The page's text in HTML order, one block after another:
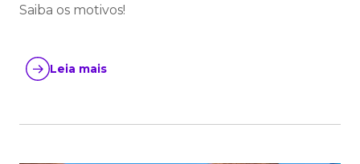
Saiba os motivos!
Leia mais